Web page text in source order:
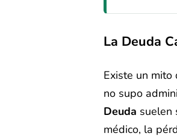
La Deuda
Existe un
no supo
Deuda suelen
médico, la